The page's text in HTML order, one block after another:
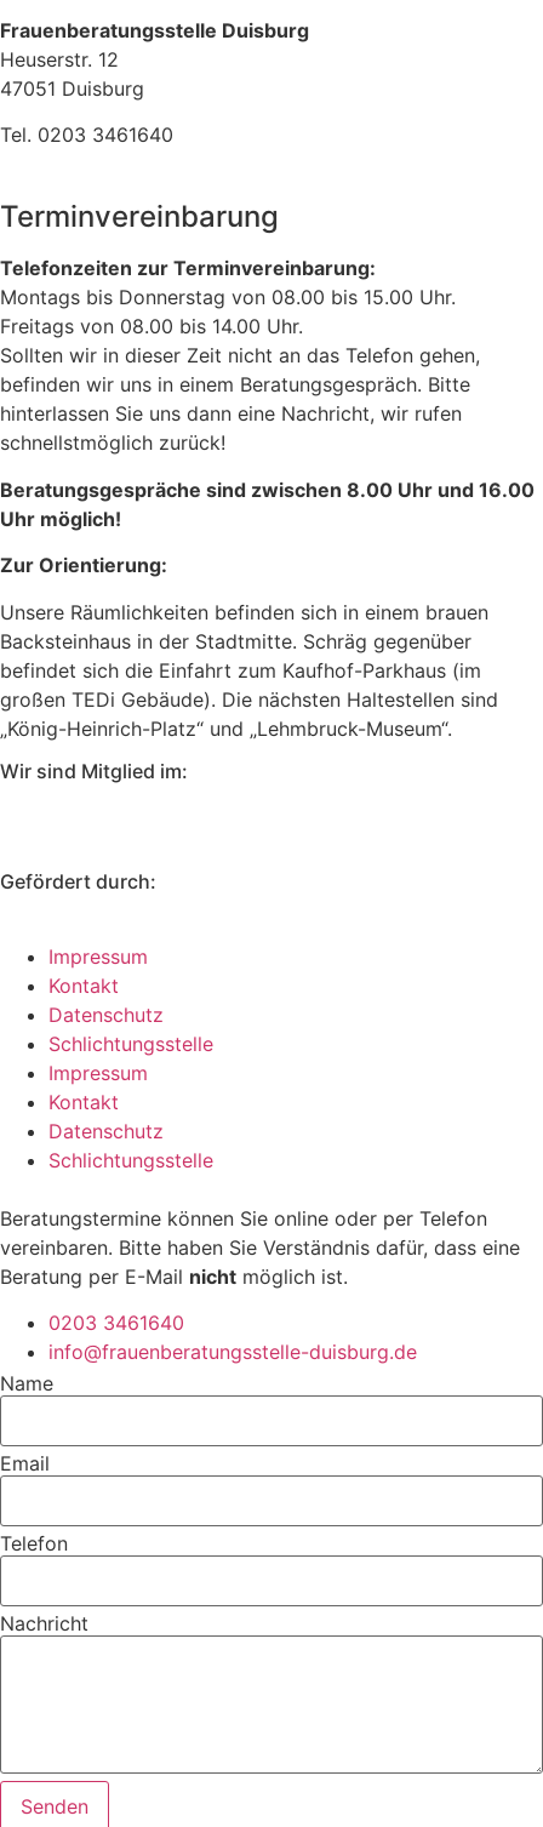
Frauenberatungsstelle Duisburg
Heuserstr. 12
47051 Duisburg
Tel. 0203 3461640
Terminvereinbarung
Telefonzeiten zur Terminvereinbarung:
Montags bis Donnerstag von 08.00 bis 15.00 Uhr.
Freitags von 08.00 bis 14.00 Uhr.
Sollten wir in dieser Zeit nicht an das Telefon gehen,
befinden wir uns in einem Beratungsgespräch. Bitte
hinterlassen Sie uns dann eine Nachricht, wir rufen
schnellstmöglich zurück!
Beratungsgespräche sind zwischen 8.00 Uhr und 16.00
Uhr möglich!
Zur Orientierung:
Unsere Räumlichkeiten befinden sich in einem brauen
Backsteinhaus in der Stadtmitte. Schräg gegenüber
befindet sich die Einfahrt zum Kaufhof-Parkhaus (im
großen TEDi Gebäude). Die nächsten Haltestellen sind
„König-Heinrich-Platz“ und „Lehmbruck-Museum“.
Wir sind Mitglied im:
Gefördert durch:
Impressum
Kontakt
Datenschutz
Schlichtungsstelle
Impressum
Kontakt
Datenschutz
Schlichtungsstelle
Beratungstermine können Sie online oder per Telefon
vereinbaren. Bitte haben Sie Verständnis dafür, dass eine
Beratung per E-Mail nicht möglich ist.
0203 3461640
info@frauenberatungsstelle-duisburg.de
Name
Email
Telefon
Nachricht
Senden